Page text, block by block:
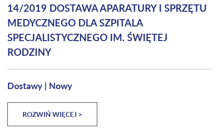
14/2019 DOSTAWA APARATURY I SPRZĘTU
MEDYCZNEGO DLA SZPITALA
SPECJALISTYCZNEGO IM. ŚWIĘTEJ
RODZINY
Dostawy| Nowy
ROZWIŃ WIĘCEJ >